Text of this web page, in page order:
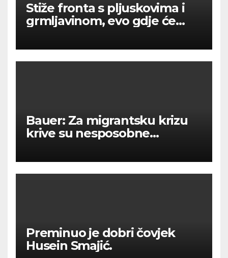
Stiže fronta s pljuskovima i
grmljavinom, evo gdje će
Bauer: Za migrantsku krizu
krive su nesposobne
Preminuo je dobri čovjek
Husein Smajić.